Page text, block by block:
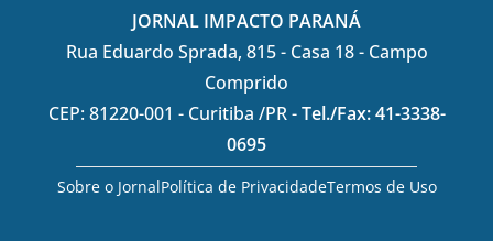
JORNAL IMPACTO PARANÁ
Rua Eduardo Sprada, 815 - Casa 18 - Campo
Comprido
CEP: 81220-001 - Curitiba /PR -Tel./Fax: 41-3338-
0695
Sobre o JornalPolítica de PrivacidadeTermos de Uso